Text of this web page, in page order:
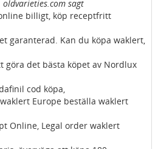
sagt
billigt, köp receptfritt
garanterad. Kan du köpa waklert,
göra det bästa köpet av Nordlux
cod köpa,
Europe beställa waklert
Online, Legal order waklert